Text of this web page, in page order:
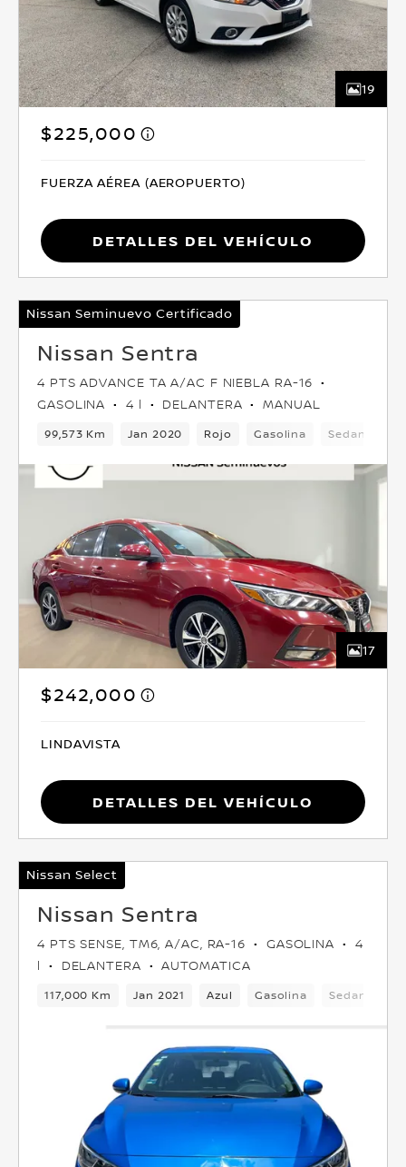
19
$225,000
FUERZA AÉREA (AEROPUERTO)
Detalles del vehículo
Nissan Seminuevo Certificado
Nissan Sentra
4 PTS ADVANCE TA A/AC F NIEBLA RA-16
GASOLINA
4 l DELANTERA MANUAL
99,573 Km Jan 2020 Rojo Gasolina Sedan
17
$242,000
LINDAVISTA
Detalles del vehículo
Nissan Select
Nissan Sentra
4 PTS SENSE, TM6, A/AC, RA-16 GASOLINA
4
l
DELANTERA AUTOMATICA
117,000 Km Jan 2021 Azul Gasolina Sedan